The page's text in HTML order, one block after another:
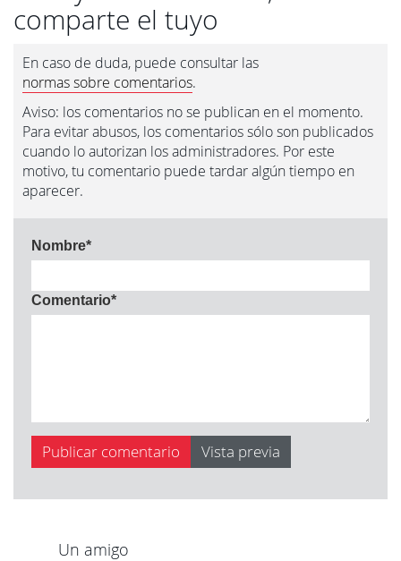
comparte el tuyo
En caso de duda, puede consultar las
normas sobre comentarios.
Aviso: los comentarios no se publican en el momento.
Para evitar abusos, los comentarios sólo son publicados
cuando lo autorizan los administradores. Por este
motivo, tu comentario puede tardar algún tiempo en
aparecer.
Nombre*
Comentario*
Un amigo